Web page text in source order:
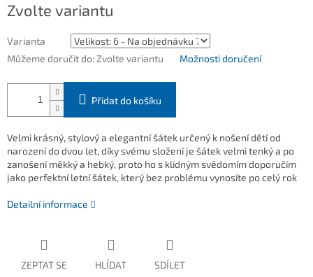
cena:
Zvolte variantu
Varianta
Můžeme doručit do: Zvolte variantu Možnosti doručení
Přidat do košíku
Velmi krásný, stylový a elegantní šátek určený k nošení dětí od
narození do dvou let, díky svému složení je šátek velmi tenký a po
zanošení měkký a hebký, proto ho s klidným svědomím doporučím
jako perfektní letní šátek, který bez problému vynosíte po celý rok
Detailní informace
ZEPTAT SE HLÍDAT SDÍLET